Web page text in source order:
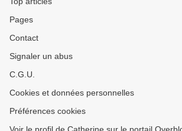
Pages
Contact
Signaler un abus
C.G.U.
Cookies et données personnelles
Préférences cookies